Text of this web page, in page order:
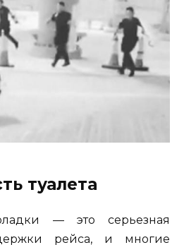
туалета
— это серьезная
рейса, и многие